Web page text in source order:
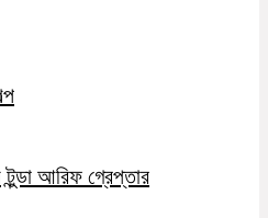
টুন্ডা আরিফ গ্রেপ্তার